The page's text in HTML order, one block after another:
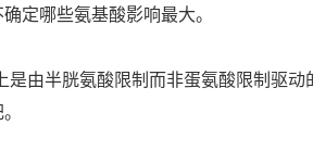
定哪些氨基酸影响最大。
是由半胱氨酸限制而非蛋氨酸限制驱